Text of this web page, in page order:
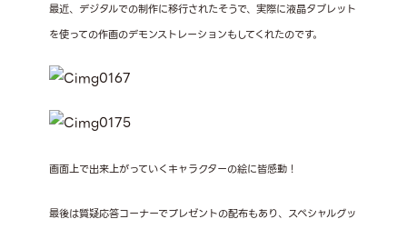
最近、デジタルでの制作に移行されたそうで、実際に液晶タブレット
を使っての作画のデモンストレーションもしてくれたのです。
画面上で出来上がっていくキャラクターの絵に皆感動！
最後は質疑応答コーナーでプレゼントの配布もあり、スペシャルグッ